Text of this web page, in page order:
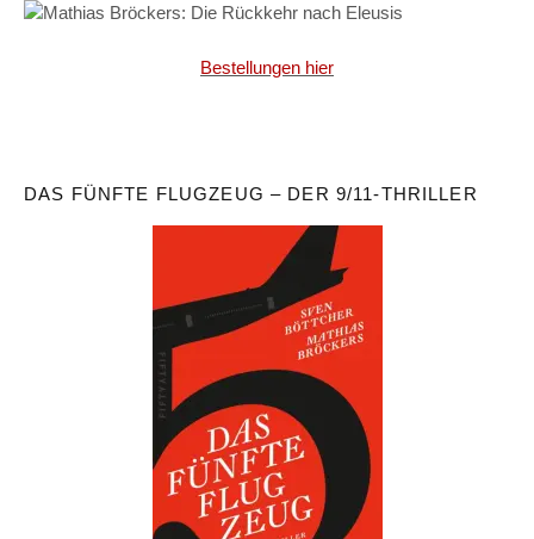
Bestellungen hier
DAS FÜNFTE FLUGZEUG – DER 9/11-THRILLER